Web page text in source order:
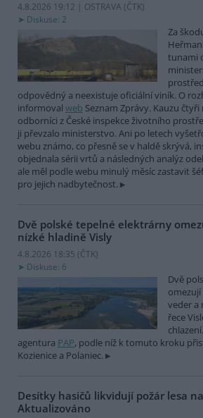
4.8.2026 19:12 | OSTRAVA (ČTK)
Diskuse: 2
Za
tunami
odpovědný a neexistuje oficiální viník. O
informoval web Seznam Zprávy. Kauzu
odborníci z České inspekce životního
ji převzalo ministerstvo. Ani po letech
webu známo, co přesně se v haldě skrývá,
objednala sérii vrtů a následných analýz
ale měl podle webu minulý měsíc zastavit
pro jejich nadbytečnost.
Dvě polské tepelné elektrárny
nízké hladině Visly
4.8.2026 18:35 (ČTK)
Diskuse: 6
Dvě
veder a
řece
agentura PAP, podle níž k tomuto kroku
Kozienice a Polaniec.
Desítky hasičů likvidují požár lesa
Aktualizováno